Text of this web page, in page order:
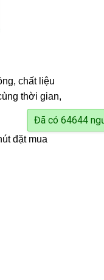
chất liệu
thời gian,
đặt mua